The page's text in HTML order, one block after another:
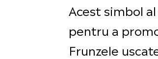
Acest simbol
pentru a
Frunzele